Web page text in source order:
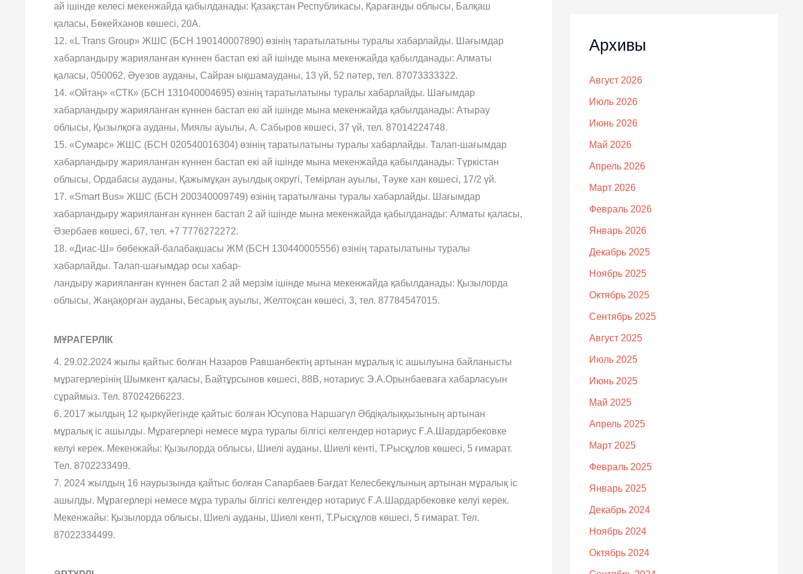
ай ішінде келесі мекенжайда қабылданады: Қазақстан Республикасы, Қарағанды облысы, Балқаш
қаласы, Бөкейханов көшесі, 20А.
12. «L Trans Group» ЖШС (БСН 190140007890) өзінің таратылатыны туралы хабарлайды. Шағымдар
хабарландыру жарияланған күннен бастап екі ай ішінде мына мекенжайда қабылданады: Алматы
қаласы, 050062, Әуезов ауданы, Сайран ықшамауданы, 13 үй, 52 пәтер, тел. 87073333322.
14. «Ойтаң» «СТК» (БСН 131040004695) өзінің таратылатыны туралы хабарлайды. Шағымдар
хабарландыру жарияланған күннен бастап екі ай ішінде мына мекенжайда қабылданады: Атырау
облысы, Қызылқоға ауданы, Миялы ауылы, А. Сабыров көшесі, 37 үй, тел. 87014224748.
15. «Сумарс» ЖШС (БСН 020540016304) өзінің таратылатыны туралы хабарлайды. Талап-шағымдар
хабарландыру жарияланған күннен бастап екі ай ішінде мына мекенжайда қабылданады: Түркістан
облысы, Ордабасы ауданы, Қажымұқан ауылдық округі, Темірлан ауылы, Тәуке хан көшесі, 17/2 үй.
17. «Smart Bus» ЖШС (БСН 200340009749) өзінің таратылғаны туралы хабарлайды. Шағымдар
хабарландыру жарияланған күннен бастап 2 ай ішінде мына мекенжайда қабылданады: Алматы қаласы,
Әзербаев көшесі, 67, тел. +7 7776272272.
18. «Диас-Ш» бөбекжай-балабақшасы ЖМ (БСН 130440005556) өзінің таратылатыны туралы
хабарлайды. Талап-шағымдар осы хабар-
ландыру жарияланған күннен бастап 2 ай мерзім ішінде мына мекенжайда қабылданады: Қызылорда
облысы, Жаңақорған ауданы, Бесарық ауылы, Желтоқсан көшесі, 3, тел. 87784547015.
МҰРАГЕРЛІК
4. 29.02.2024 жылы қайтыс болған Назаров Равшанбектің артынан мұралық іс ашылуына байланысты
мұрагерлерінің Шымкент қаласы, Байтұрсынов көшесі, 88В, нотариус Э.А.Орынбаеваға хабарласуын
сұраймыз. Тел. 87024266223.
6. 2017 жылдың 12 қыркүйегінде қайтыс болған Юсупова Наршагүл Әбдіқалыққызының артынан
мұралық іс ашылды. Мұрагерлері немесе мұра туралы білгісі келгендер нотариус Ғ.А.Шардарбековке
келуі керек. Мекенжайы: Қызылорда облысы, Шиелі ауданы, Шиелі кенті, Т.Рысқұлов көшесі, 5 ғимарат.
Тел. 8702233499.
7. 2024 жылдың 16 наурызында қайтыс болған Сапарбаев Бағдат Келесбекұлының артынан мұралық іс
ашылды. Мұрагерлері немесе мұра туралы білгісі келгендер нотариус Ғ.А.Шардарбековке келуі керек.
Мекенжайы: Қызылорда облысы, Шиелі ауданы, Шиелі кенті, Т.Рысқұлов көшесі, 5 ғимарат. Тел.
87022334499.
Архивы
Август 2026
Июль 2026
Июнь 2026
Май 2026
Апрель 2026
Март 2026
Февраль 2026
Январь 2026
Декабрь 2025
Ноябрь 2025
Октябрь 2025
Сентябрь 2025
Август 2025
Июль 2025
Июнь 2025
Май 2025
Апрель 2025
Март 2025
Февраль 2025
Январь 2025
Декабрь 2024
Ноябрь 2024
Октябрь 2024